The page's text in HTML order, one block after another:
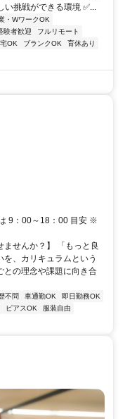
い挑戦ができる環境 ✅...
・WワークOK
験者歓迎
フルリモート
OK ブランクOK
育休あり
9：00～18：00 目安 ※
せんか？】 「もっと良
、カリキュラムという
との理念や課題に向き合
不問 車通勤OK
即日勤務OK
ピアスOK
服装自由